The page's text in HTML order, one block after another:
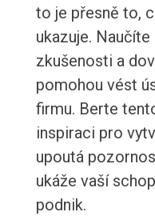
to je přesně to,
ukazuje.
zkušenosti a
pomohou vést
firmu. Berte
inspiraci pro
upoutá
ukáže vaší
podnik.